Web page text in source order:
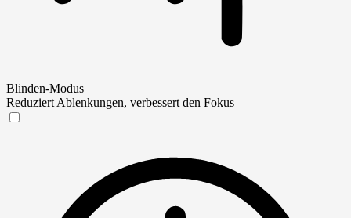
Blinden-Modus
Reduziert Ablenkungen, verbessert den Fokus